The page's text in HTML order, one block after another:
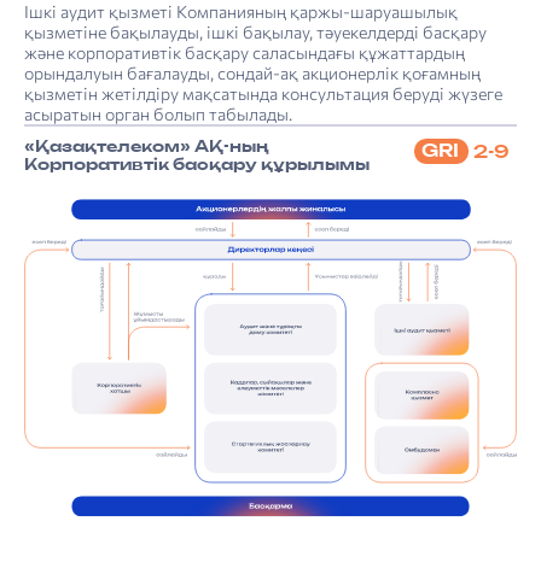
Ішкі аудит қызметі Компанияның қаржы-шаруашылық
қызметіне бақылауды, ішкі бақылау, тәуекелдерді басқару
және корпоративтік басқару саласындағы құжаттардың
орындалуын бағалауды, сондай-ақ акционерлік қоғамның
қызметін жетілдіру мақсатында консультация беруді жүзеге
асыратын орган болып табылады.
«Қазақтелеком» АҚ-ның
Корпоративтік басқару құрылымы
GRI 2-9